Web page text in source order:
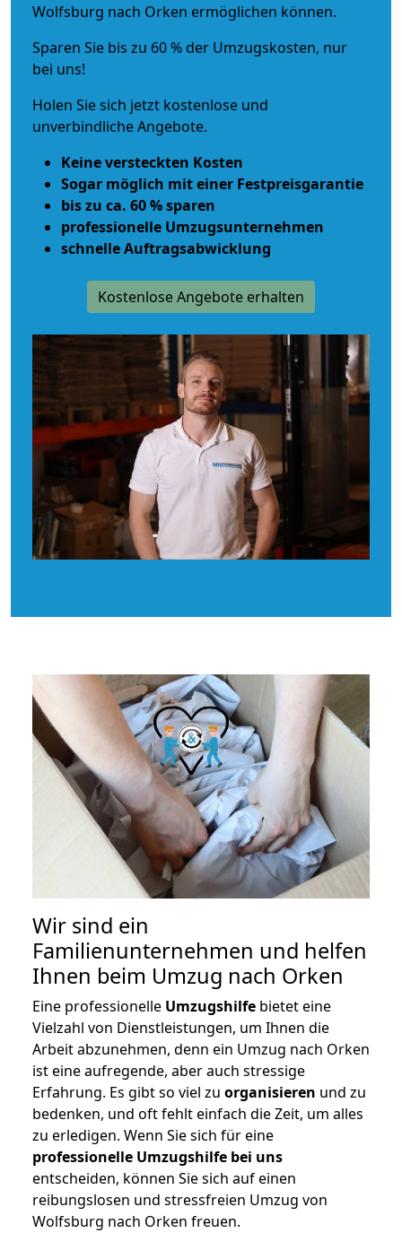
Wolfsburg nach Orken ermöglichen können.
Sparen Sie bis zu 60 % der Umzugskosten, nur
bei uns!
Holen Sie sich jetzt kostenlose und
unverbindliche Angebote.
Keine versteckten Kosten
Sogar möglich mit einer Festpreisgarantie
bis zu ca. 60 % sparen
professionelle Umzugsunternehmen
schnelle Auftragsabwicklung
Kostenlose Angebote erhalten
Wir sind ein
Familienunternehmen und helfen
Ihnen beim Umzug nach Orken
Eine professionelle Umzugshilfe bietet eine
Vielzahl von Dienstleistungen, um Ihnen die
Arbeit abzunehmen, denn ein Umzug nach Orken
ist eine aufregende, aber auch stressige
Erfahrung. Es gibt so viel zu organisieren und zu
bedenken, und oft fehlt einfach die Zeit, um alles
zu erledigen. Wenn Sie sich für eine
professionelle Umzugshilfe bei uns
entscheiden, können Sie sich auf einen
reibungslosen und stressfreien Umzug von
Wolfsburg nach Orken freuen.